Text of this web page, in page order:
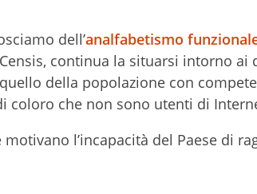
dell’analfabetismo
continua la situarsi intorno ai
della popolazione con
coloro che non sono utenti di
l’incapacità del Paese di